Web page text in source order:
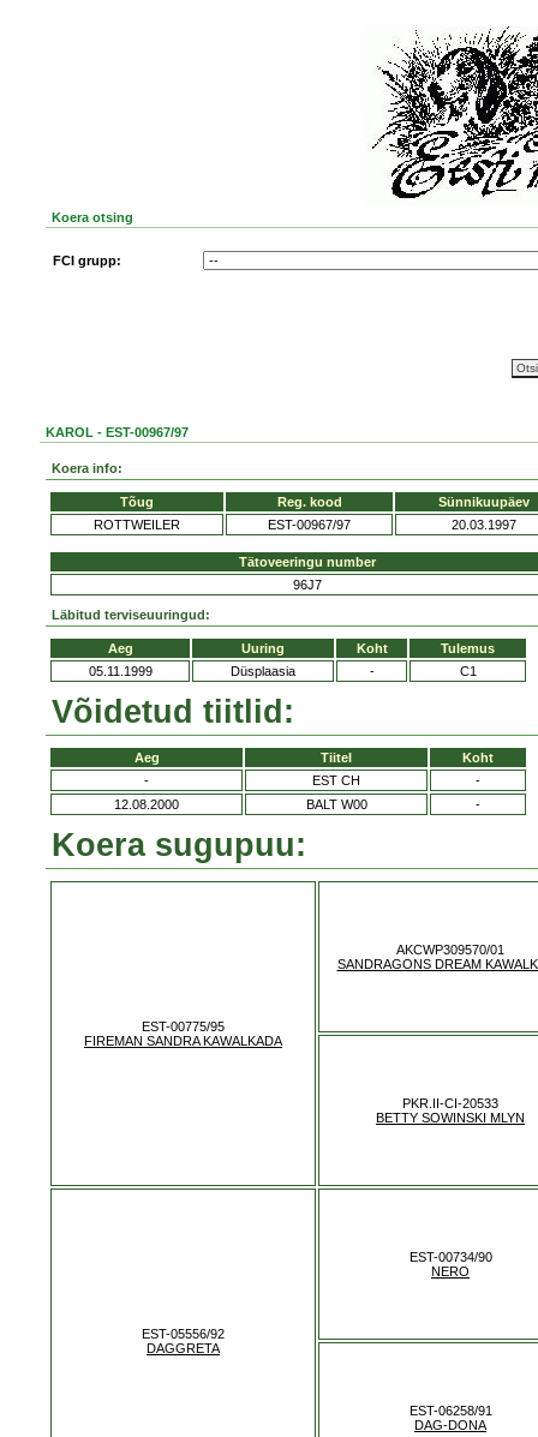
Koera otsing
FCI grupp:
KAROL - EST-00967/97
Koera info:
Tõug Reg. kood
Sünnikuupäev
ROTTWEILER
EST-00967/97 20.03.1997
Tätoveeringu number
96J7
Läbitud terviseuuringud:
Aeg Uuring Koht
Tulemus
05.11.1999
Düsplaasia - C1
Võidetud tiitlid:
Aeg Tiitel
Koht
-
EST CH
-
12.08.2000
BALT W00 -
Koera sugupuu:
EST-00775/95
FIREMAN SANDRA KAWALKADA
AKCWP309570/01
SANDRAGONS DREAM
PKR.II-CI-20533
BETTY SOWINSKI MLYN
EST-05556/92
DAGGRETA
EST-00734/90
NERO
EST-06258/91
DAG-DONA